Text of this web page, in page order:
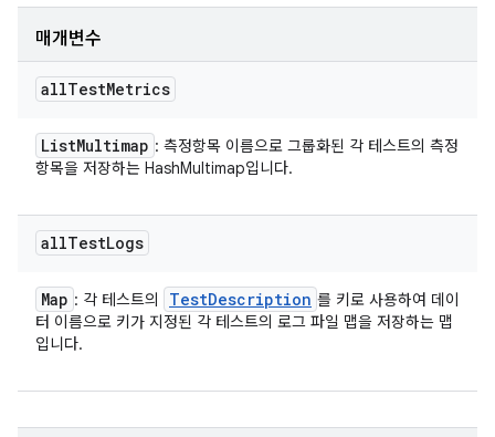
매개변수
allTestMetrics
ListMultimap : 측정항목 이름으로 그룹화된 각 테스트의 측정
항목을 저장하는 HashMultimap입니다.
allTestLogs
Map : 각 테스트의 TestDescription 를 키로 사용하여 데이
터 이름으로 키가 지정된 각 테스트의 로그 파일 맵을 저장하는 맵
입니다.